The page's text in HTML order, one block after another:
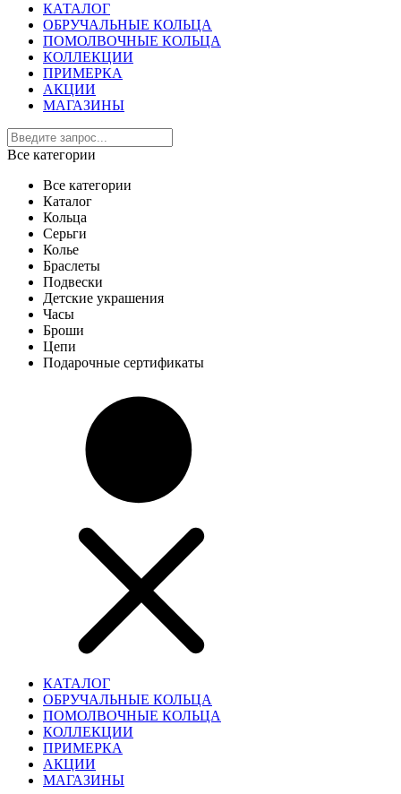
КАТАЛОГ
ОБРУЧАЛЬНЫЕ КОЛЬЦА
ПОМОЛВОЧНЫЕ КОЛЬЦА
КОЛЛЕКЦИИ
ПРИМЕРКА
АКЦИИ
МАГАЗИНЫ
Все категории
Все категории
Каталог
Кольца
Серьги
Колье
Браслеты
Подвески
Детские украшения
Часы
Броши
Цепи
Подарочные сертификаты
КАТАЛОГ
ОБРУЧАЛЬНЫЕ КОЛЬЦА
ПОМОЛВОЧНЫЕ КОЛЬЦА
КОЛЛЕКЦИИ
ПРИМЕРКА
АКЦИИ
МАГАЗИНЫ